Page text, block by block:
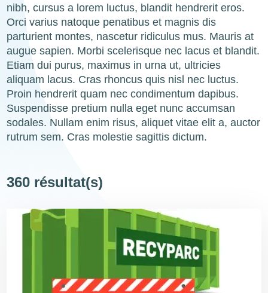
nibh, cursus a lorem luctus, blandit hendrerit eros.
Orci varius natoque penatibus et magnis dis
parturient montes, nascetur ridiculus mus. Mauris at
augue sapien. Morbi scelerisque nec lacus et blandit.
Etiam dui purus, maximus in urna ut, ultricies
aliquam lacus. Cras rhoncus quis nisl nec luctus.
Proin hendrerit quam nec condimentum dapibus.
Suspendisse pretium nulla eget nunc accumsan
sodales. Nullam enim risus, aliquet vitae elit a, auctor
rutrum sem. Cras molestie sagittis dictum.
360 résultat(s)